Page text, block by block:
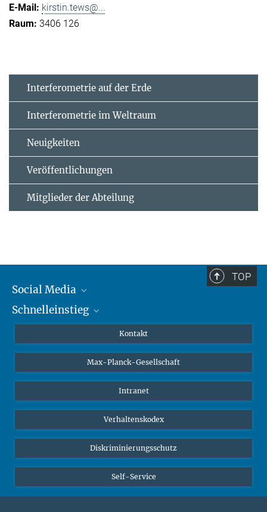
kirstin.tews@...
3406 126
Interferometrie auf der Erde
Interferometrie im Weltraum
Neuigkeiten
Veröffentlichungen
Mitglieder der Abteilung
TOP
Social Media
Mastodon
Schnelleinstieg
Studierende
Schüler*innen
Öffentlichkeit
Alumnae | Alumni
Kontakt
Max-Planck-Gesellschaft
Intranet
Verhaltenskodex
Diskriminierungsschutz
Self-Service